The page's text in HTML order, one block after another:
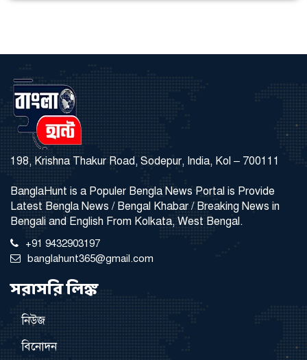
198, Krishna Thakur Road, Sodepur, India, Kol – 700111
BanglaHunt is a Populer Bengla News Portal is Provide
Latest Bengla News / Bengal Khabar / Breaking News in
Bengali and English From Kolkata, West Bengal.
+91 9432903197
banglahunt365@gmail.com
সরাসরি লিঙ্ক
নিউজ
বিনোদন